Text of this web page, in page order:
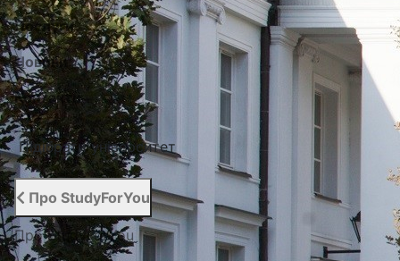
Послуги
Новини
Контакти
Підібрати університет
Про StudyForYou
Про StudyForYou